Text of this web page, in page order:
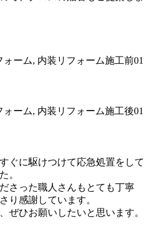
ぐに駆けつけて応急処置をして
。
さった職人さんもとても丁寧
り感謝しています。
ぜひお願いしたいと思います。